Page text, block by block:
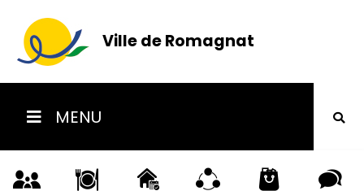
Ville de Romagnat
MENU